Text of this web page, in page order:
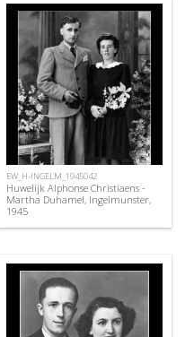
EW_H-INGELM_1945042
Huwelijk Alphonse Christiaens -
Martha Duhamel, Ingelmunster,
1945